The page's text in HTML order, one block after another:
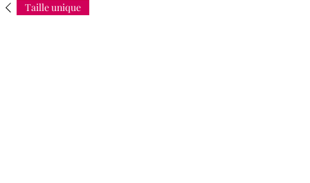
Taille unique